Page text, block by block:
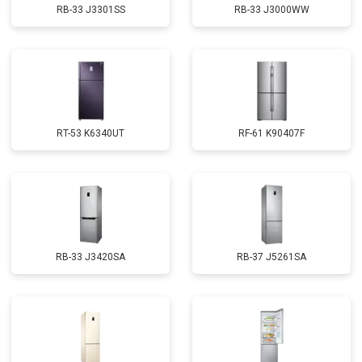
RB-33 J3301SS RB-33 J3000WW
RT-53 K6340UT RF-61 K90407F
RB-33 J3420SA RB-37 J5261SA